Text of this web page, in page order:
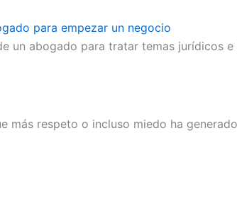
para empezar un negocio
un abogado para tratar temas jurídicos
más respeto o incluso miedo ha